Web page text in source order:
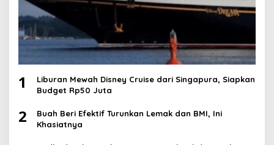
1
Liburan Mewah Disney Cruise dari Singapura, Siapkan
Budget Rp50 Juta
2
Buah Beri Efektif Turunkan Lemak dan BMI, Ini
Khasiatnya